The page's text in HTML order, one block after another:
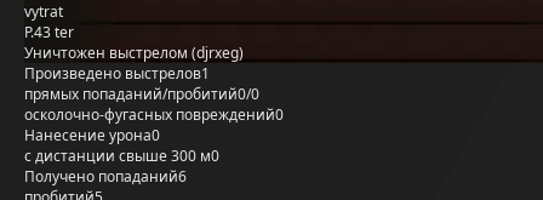
vytrat
P.43 ter
Уничтожен выстрелом (djrxeg)
Произведено выстрелов1
прямых попаданий/пробитий0/0
осколочно-фугасных повреждений0
Нанесение урона0
с дистанции свыше 300 м0
Получено попаданий6